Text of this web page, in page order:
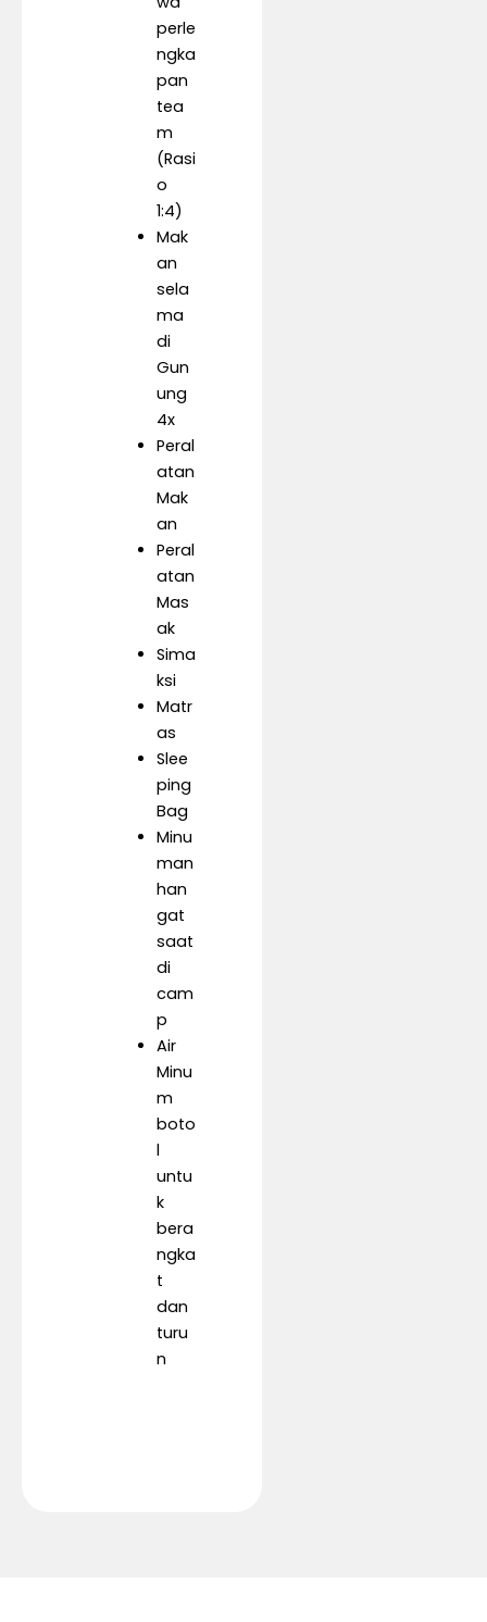
perle
ngka
pan
tea
m
(Rasi
o
1:4)
Mak
an
sela
ma
di
Gun
ung
4x
Peral
atan
Mak
an
Peral
atan
Mas
ak
Sima
ksi
Matr
as
Slee
ping
Bag
Minu
man
han
gat
saat
di
cam
p
Air
Minu
m
boto
l
untu
k
bera
ngka
t
dan
turu
n